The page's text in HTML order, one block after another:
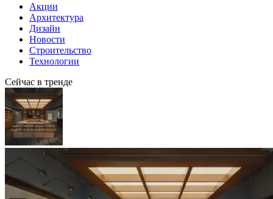
Акции
Архитектура
Дизайн
Новости
Строительство
Технологии
Сейчас в тренде